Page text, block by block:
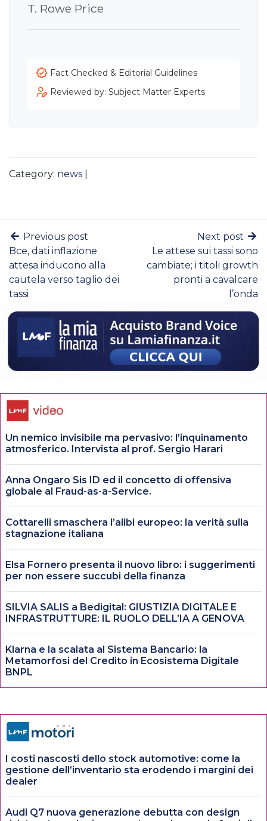
T. Rowe Price
Fact Checked & Editorial Guidelines
Reviewed by: Subject Matter Experts
Category: news
Previous post
Bce, dati inflazione
attesa inducono alla
cautela verso taglio dei
tassi
Next post
Le attese sui tassi sono
cambiate; i titoli growth
pronti a cavalcare
l’onda
Un nemico invisibile ma pervasivo: l’inquinamento
atmosferico. Intervista al prof. Sergio Harari
Anna Ongaro Sis ID ed il concetto di offensiva
globale al Fraud-as-a-Service.
Cottarelli smaschera l’alibi europeo: la verità sulla
stagnazione italiana
Elsa Fornero presenta il nuovo libro: i suggerimenti
per non essere succubi della finanza
SILVIA SALIS a Bedigital: GIUSTIZIA DIGITALE E
INFRASTRUTTURE: IL RUOLO DELL’IA A GENOVA
Klarna e la scalata al Sistema Bancario: la
Metamorfosi del Credito in Ecosistema Digitale
BNPL
I costi nascosti dello stock automotive: come la
gestione dell’inventario sta erodendo i margini dei
dealer
Audi Q7 nuova generazione debutta con design